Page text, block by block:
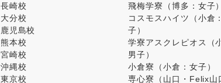
長崎校
大分校
鹿児島校
熊本校
宮崎校
沖縄校
東京校
飛梅学寮（博多：女子）
コスモスハイツ（小倉
子）
学寮アスクレピオス（
男子）
小倉寮（小倉：女子）
専心寮（山口・Felix山